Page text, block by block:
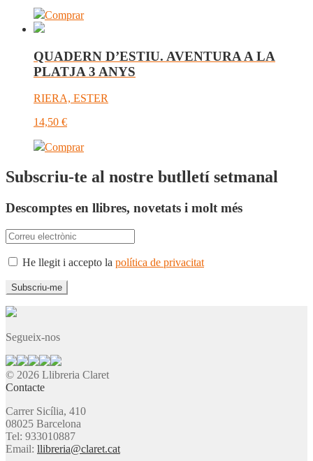
Comprar
QUADERN D’ESTIU. AVENTURA A LA
PLATJA 3 ANYS
RIERA, ESTER
14,50 €
Comprar
Subscriu-te al nostre butlletí setmanal
Descomptes en llibres, novetats i molt més
He llegit i accepto la política de privacitat
Segueix-nos
© 2026 Llibreria Claret
Contacte
Carrer Sicília, 410
08025 Barcelona
Tel: 933010887
Email: llibreria@claret.cat